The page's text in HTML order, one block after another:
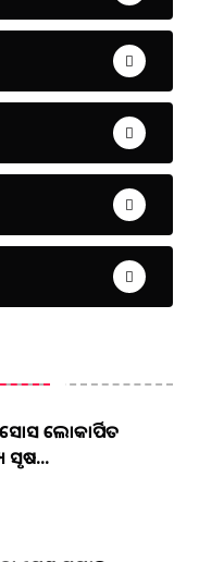
ଲୋକାର୍ପିତ
ସୃଷ...